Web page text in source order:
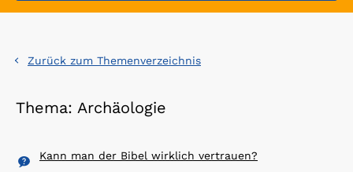
Zurück zum Themenverzeichnis
Thema: Archäologie
Kann man der Bibel wirklich vertrauen?